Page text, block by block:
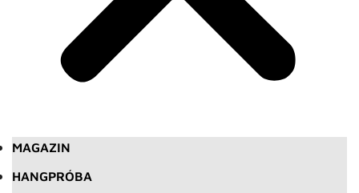
MAGAZIN
HANGPRÓBA